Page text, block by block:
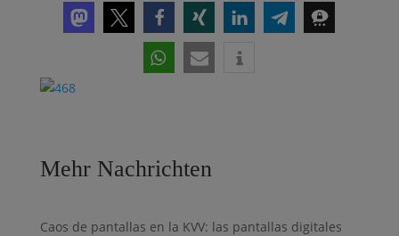
Mehr Nachrichten
Caos de pantallas en la KVV: las pantallas digitales